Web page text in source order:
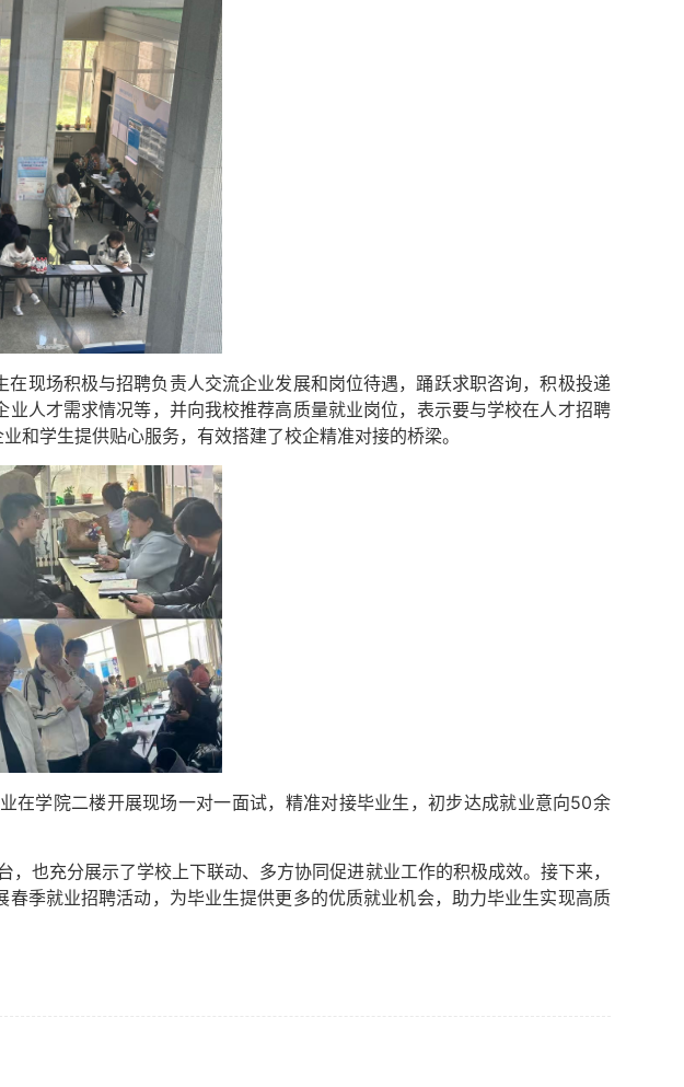
现场积极与招聘负责人交流企业发展和岗位待遇，踊跃求职咨询，积极投递
人才需求情况等，并向我校推荐高质量就业岗位，表示要与学校在人才招聘
和学生提供贴心服务，有效搭建了校企精准对接的桥梁。
在学院二楼开展现场一对一面试，精准对接毕业生，初步达成就业意向50余
也充分展示了学校上下联动、多方协同促进就业工作的积极成效。接下来，
季就业招聘活动，为毕业生提供更多的优质就业机会，助力毕业生实现高质